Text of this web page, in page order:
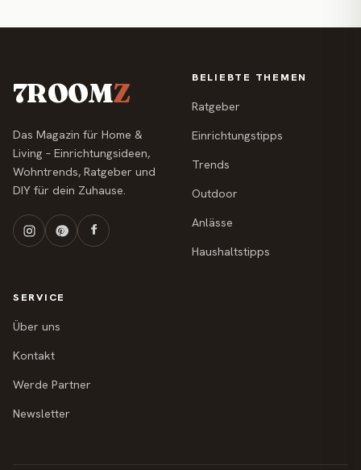
7ROOMZ
Das Magazin für Home &
Living – Einrichtungsideen,
Wohntrends, Ratgeber und
DIY für dein Zuhause.
BELIEBTE THEMEN
Ratgeber
Einrichtungstipps
Trends
Outdoor
Anlässe
Haushaltstipps
SERVICE
Über uns
Kontakt
Werde Partner
Newsletter